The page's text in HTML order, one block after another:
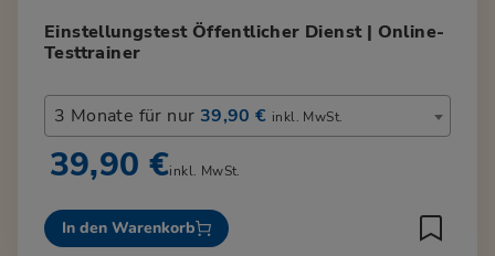
Einstellungstest Öffentlicher Dienst | Online-
Testtrainer
3 Monate für nur 39,90 € inkl. MwSt.
39,90 €inkl. MwSt.
In den Warenkorb